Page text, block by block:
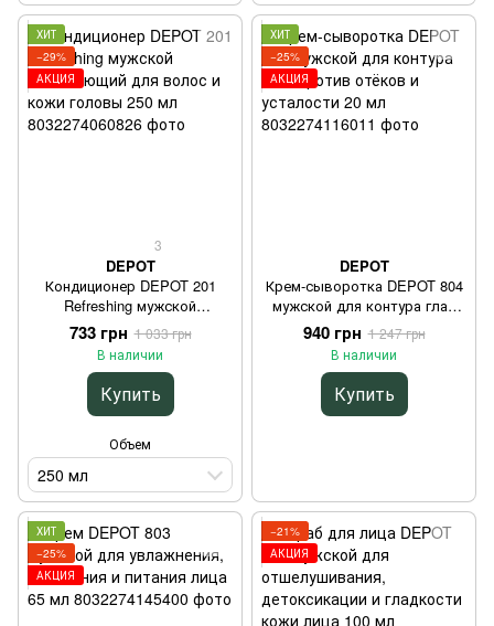
ХИТ
−29%
АКЦИЯ
3
DEPOT
Кондиционер DEPOT 201
Refreshing мужской
освежающий для волос и
кожи головы 250 мл
733 грн 1 033 грн
В наличии
Купить
Объем
250 мл
ХИТ
−25%
АКЦИЯ
DEPOT
Крем-сыворотка DEPOT 804
мужской для контура глаз
против отёков и усталости
20 мл
940 грн 1 247 грн
В наличии
Купить
ХИТ
−25%
АКЦИЯ
−21%
АКЦИЯ